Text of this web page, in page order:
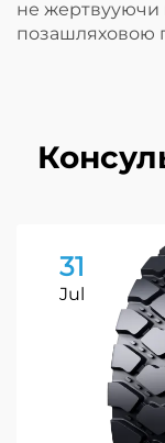
не жертвууючи
позашляховою
31
Jul